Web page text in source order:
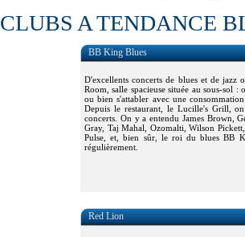
CLUBS A TENDANCE
BB King Blues
D'excellents concerts de blues et de jazz
Room, salle spacieuse située au sous-sol :
ou bien s'attabler avec une
Depuis le restaurant, le Lucille's Grill,
concerts. On y a entendu James Brown,
Gray, Taj Mahal, Ozomalti, Wilson
Pulse, et, bien sûr, le roi du blues BB
régulièrement.
Red Lion